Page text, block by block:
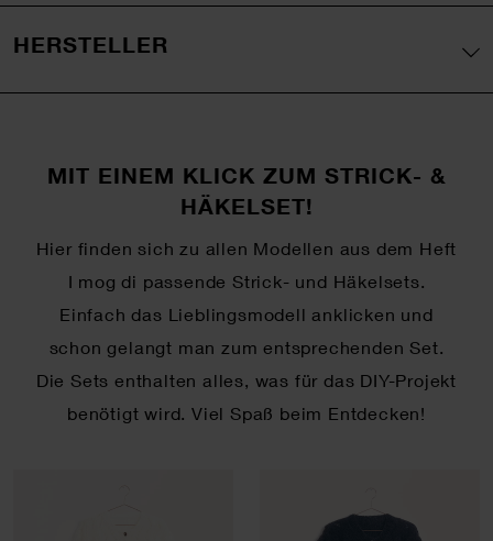
HERSTELLER
MIT EINEM KLICK ZUM STRICK- &
HÄKELSET!
Hier finden sich zu allen Modellen aus dem Heft
I mog di passende Strick- und Häkelsets.
Einfach das Lieblingsmodell anklicken und
schon gelangt man zum entsprechenden Set.
Die Sets enthalten alles, was für das DIY-Projekt
benötigt wird. Viel Spaß beim Entdecken!